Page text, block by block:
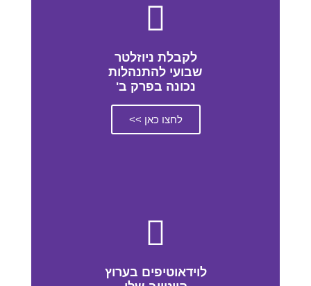
לקבלת ניוזלטר
שבועי להתנהלות
נכונה בפרק ב'
לחצו כאן >>
לוידאוטיפים בערוץ